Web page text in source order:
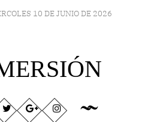
10 DE JUNIO DE 2026